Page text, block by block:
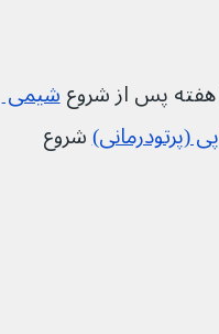
شیمی
(پرتودرمانی) شروع